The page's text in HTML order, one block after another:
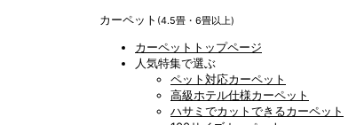
カーペット (4.5畳・6畳以上)
カーペットトップページ
人気特集で選ぶ
ペット対応カーペット
高級ホテル仕様カーペット
ハサミでカットできるカーペット